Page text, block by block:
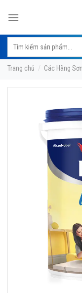
Tìm
kiếm:
Trang chủ / Các Hãng